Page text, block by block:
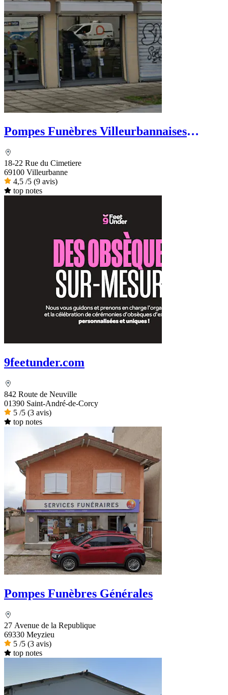
Pompes Funèbres Villeurbannaises
18-22 Rue du Cimetiere
69100 Villeurbanne
4,5 /5 (9 avis)
top notes
9feetunder.com
842 Route de Neuville
01390 Saint-André-de-Corcy
5 /5 (3 avis)
top notes
Pompes Funèbres Générales
27 Avenue de la Republique
69330 Meyzieu
5 /5 (3 avis)
top notes